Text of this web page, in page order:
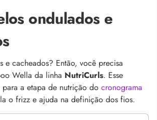
ondulados e
e cacheados? Então, você precisa
Wella da linha NutriCurls. Esse
a etapa de nutrição do cronograma
o frizz e ajuda na definição dos fios.